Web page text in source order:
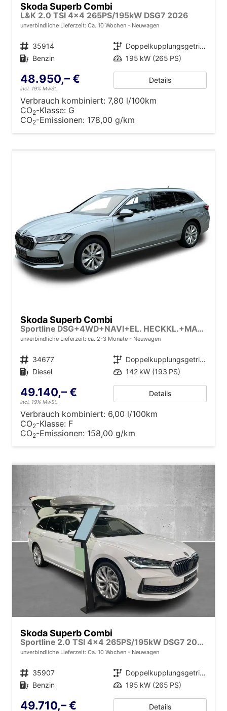
Skoda Superb Combi
L&K 2.0 TSI 4x4 265PS/195kW DSG7 2026
unverbindliche Lieferzeit: Ca. 10 Wochen Neuwagen
Fahrzeugnr. 35914 Getriebe
Doppelkupplungsgetriebe (DSG)
Kraftstoff Benzin Leistung 195 kW (265 PS)
48.950,– €
incl. 19% MwSt.
Details
Verbrauch kombiniert: 7,80 l/100km
CO2-Klasse: G
CO2-Emissionen: 178,00 g/km
Skoda Superb Combi
Sportline DSG+4WD+NAVI+EL. HECKKL.+MATRIX+SHZ V+H
unverbindliche Lieferzeit: ca. 2-3 Monate Neuwagen
Fahrzeugnr. 34677 Getriebe
Doppelkupplungsgetriebe (DSG)
Kraftstoff Diesel Leistung 142 kW (193 PS)
49.140,– €
incl. 19% MwSt.
Details
Verbrauch kombiniert: 6,00 l/100km
CO2-Klasse: F
CO2-Emissionen: 158,00 g/km
Skoda Superb Combi
Sportline 2.0 TSI 4x4 265PS/195kW DSG7 2026
unverbindliche Lieferzeit: Ca. 10 Wochen Neuwagen
Fahrzeugnr. 35907 Getriebe
Doppelkupplungsgetriebe (DSG)
Kraftstoff Benzin Leistung 195 kW (265 PS)
49.710,– € Details